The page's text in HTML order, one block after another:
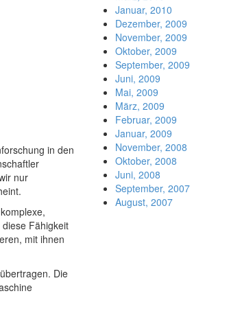
in den
nur
Fähigkeit
mit ihnen
Die
Januar, 2010
Dezember, 2009
November, 2009
Oktober, 2009
September, 2009
Juni, 2009
Mai, 2009
März, 2009
Februar, 2009
Januar, 2009
November, 2008
Oktober, 2008
Juni, 2008
September, 2007
August, 2007